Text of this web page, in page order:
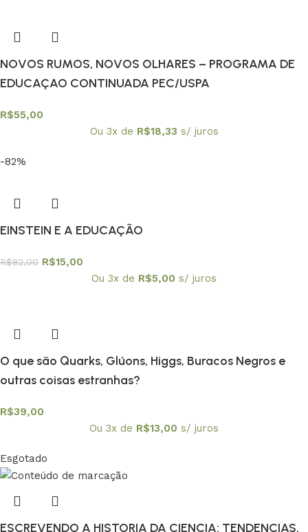
NOVOS RUMOS, NOVOS OLHARES – PROGRAMA DE
EDUCAÇAO CONTINUADA PEC/USPA
R$55,00
Ou 3x de R$18,33 s/ juros
-82%
EINSTEIN E A EDUCAÇÃO
R$82,00 R$15,00
Ou 3x de R$5,00 s/ juros
O que são Quarks, Glúons, Higgs, Buracos Negros e
outras coisas estranhas?
R$39,00
Ou 3x de R$13,00 s/ juros
Esgotado
ESCREVENDO A HISTORIA DA CIENCIA: TENDENCIAS,